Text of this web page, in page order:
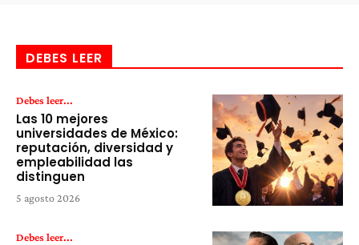
DEBES LEER
Debes leer...
Las 10 mejores
universidades de México:
reputación, diversidad y
empleabilidad las
distinguen
5 agosto 2026
Debes leer...